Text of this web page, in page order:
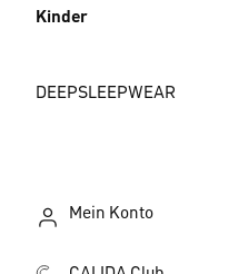
Kinder
DEEPSLEEPWEAR
Mein Konto